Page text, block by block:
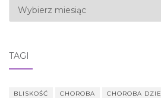
Archiwa
TAGI
BLISKOŚĆ CHOROBA CHOROBA